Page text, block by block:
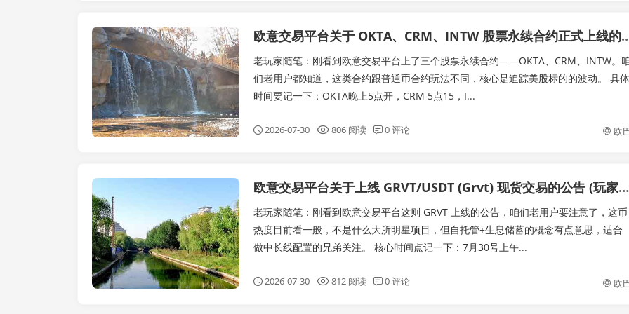
公告 欧意交易平台关于 OKTA、CRM、INTW
老玩家随笔：刚看到欧意交易平台上了三个股票永续合约——OKTA、CRM、INTW。
们老用户都知道，这类合约跟普通币合约玩法不同，核心是追踪美股标的的波动。 具体
时间要记一下：OKTA晚上5点开，CRM 5点15，I...
2026-07-30 806 阅读 0 评论 欧
公告 欧意交易平台关于上线 GRVT/USDT (Grvt) 现货交易的公告 (玩家视角)
老玩家随笔：刚看到欧意交易平台这则 GRVT 上线的公告，咱们老用户要注意了，这币
热度目前看一般，不是什么大所明星项目，但自托管+生息储蓄的概念有点意思，适合
做中长线配置的兄弟关注。 核心时间点记一下：7月30号上午...
2026-07-30 812 阅读 0 评论 欧